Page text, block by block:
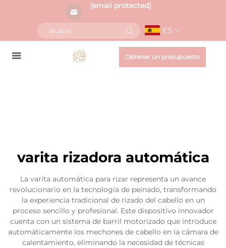
[email protected]
ES
Obtener un presupuesto
varita rizadora automática
La varita automática para rizar representa un avance
revolucionario en la tecnología de peinado, transformando
la experiencia tradicional de rizado del cabello en un
proceso sencillo y profesional. Este dispositivo innovador
cuenta con un sistema de barril motorizado que introduce
automáticamente los mechones de cabello en la cámara de
calentamiento, eliminando la necesidad de técnicas